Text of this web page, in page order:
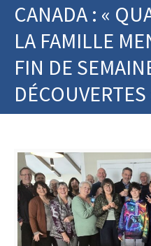
CANADA : «
LA FAMILLE
FIN DE
DÉCOUVERTES